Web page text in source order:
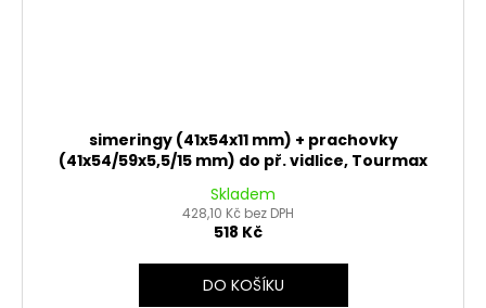
simeringy (41x54x11 mm) + prachovky
(41x54/59x5,5/15 mm) do př. vidlice, Tourmax
Skladem
428,10 Kč bez DPH
518 Kč
DO KOŠÍKU